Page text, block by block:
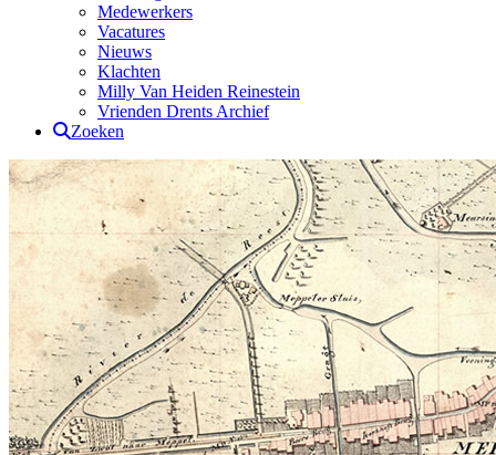
Medewerkers
Vacatures
Nieuws
Klachten
Milly Van Heiden Reinestein
Vrienden Drents Archief
Zoeken
Drents Archief